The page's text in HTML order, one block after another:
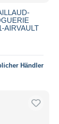
AIRVAULT
Händler